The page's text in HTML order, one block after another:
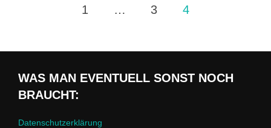
Seitennummerierung
1 3 4
WAS MAN EVENTUELL SONST NOCH
BRAUCHT:
Datenschutzerklärung